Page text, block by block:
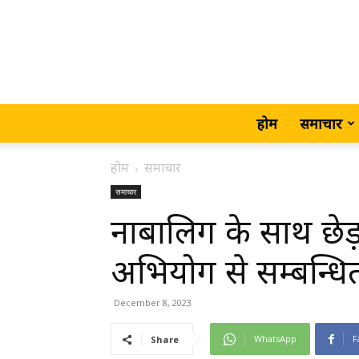
होम समाचार
होम समाचार
समाचार
नाबालिग के साथ
अभियोग से
December 8, 2023
Share WhatsApp